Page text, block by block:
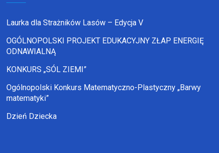
Laurka dla Strażników Lasów – Edycja V
OGÓLNOPOLSKI PROJEKT EDUKACYJNY ZŁAP ENERGIĘ
ODNAWIALNĄ
KONKURS „SÓL ZIEMI”
Ogólnopolski Konkurs Matematyczno-Plastyczny „Barwy
matematyki”
Dzień Dziecka